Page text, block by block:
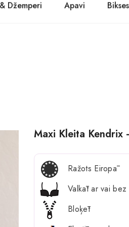
PASŪTĪT TŪLĪT! Prece tiks
Džemperi Apavi Bikses
Maxi Kleita Kendrix
Ražots Eiropā
Valkāt ar vai bez
Bloķēt